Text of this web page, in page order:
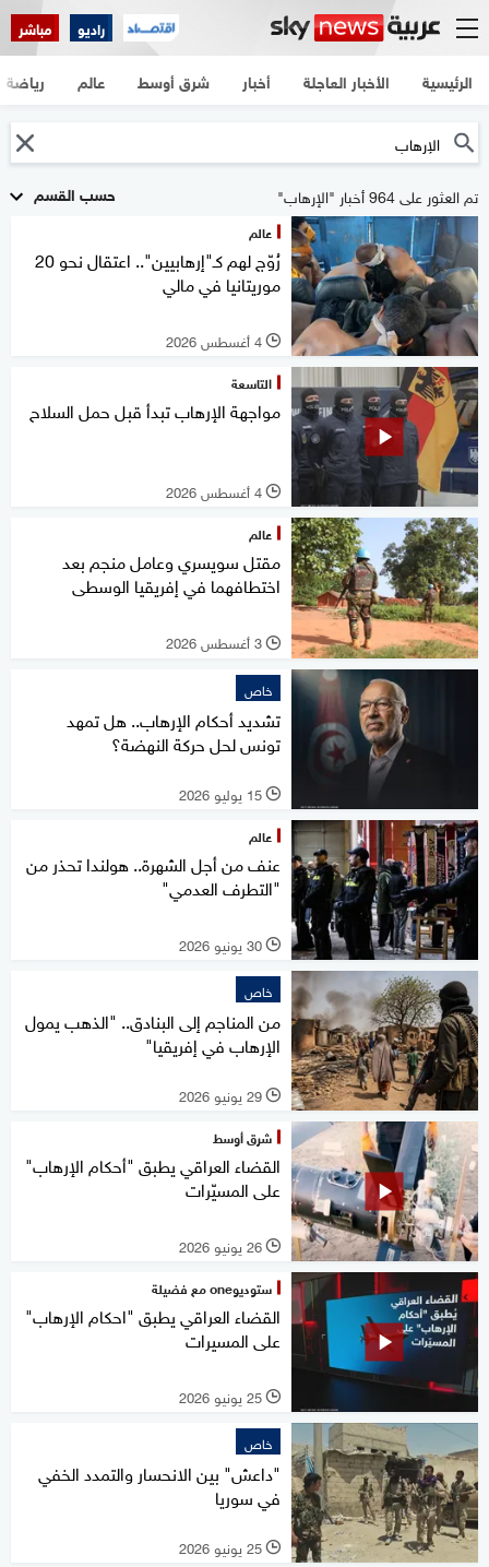
راديو مباشر
الرئيسية الأخبار العاجلة أخبار شرق أوسط عالم رياضة
حسب القسم تم العثور على 964 أخبار "الإرهاب"
عالم
رُوّج لهم كـ"إرهابيين".. اعتقال نحو 20
موريتانيا في مالي
l 4 أغسطس 2026
التاسعة
مواجهة الإرهاب تبدأ قبل حمل السلاح
l 4 أغسطس 2026
عالم
مقتل سويسري وعامل منجم بعد
اختطافهما في إفريقيا الوسطى
l 3 أغسطس 2026
خاص
تشديد أحكام الإرهاب.. هل تمهد
تونس لحل حركة النهضة؟
l 15 يوليو 2026
عالم
عنف من أجل الشهرة.. هولندا تحذر من
"التطرف العدمي"
l 30 يونيو 2026
خاص
من المناجم إلى البنادق.. "الذهب يمول
الإرهاب في إفريقيا"
l 29 يونيو 2026
شرق أوسط
القضاء العراقي يطبق "أحكام الإرهاب"
على المسيّرات
l 26 يونيو 2026
ستوديوone مع فضيلة
القضاء العراقي يطبق "احكام الإرهاب"
على المسيرات
l 25 يونيو 2026
خاص
"داعش" بين الانحسار والتمدد الخفي
في سوريا
l 25 يونيو 2026